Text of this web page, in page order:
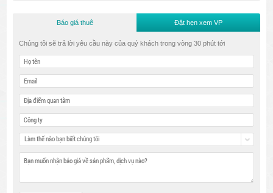
Báo giá thuê Đặt hẹn xem VP
Chúng tôi sẽ trả lời yêu cầu này của quý khách trong vòng 30 phút tới
Làm thế nào bạn biết chúng tôi